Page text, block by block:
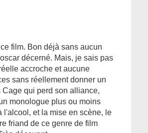
film. Bon déjà sans aucun
décerné. Mais, je sais pas
accroche et aucune
sans réellement donner un
qui perd son alliance,
monologue plus ou moins
l'alcool, et la mise en scène, le
friand de ce genre de film